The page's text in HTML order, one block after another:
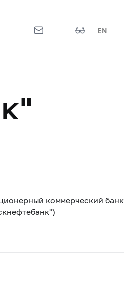
EN
коммерческий банк